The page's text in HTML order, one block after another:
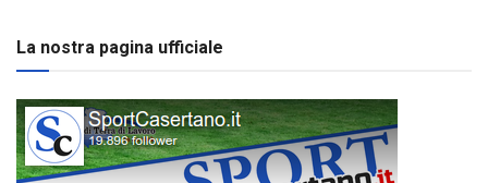
La nostra pagina ufficiale